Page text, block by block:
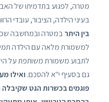
מטרה, לפגוע בתדמיתו של
בעיני הילדה, הציבור, עובדי
בין היתרבמטרה ובמחשבה
למשמורת מלאה עם הילדה
לתבוע משמורת משותפת על
גם בסעיף י"א להסכם.ואילו
פוגמים בכשרות הגט